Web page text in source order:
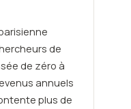
de
de zéro à
annuels
plus de